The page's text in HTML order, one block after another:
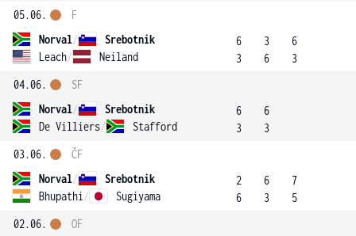
05.06.
Norval/
Srebotnik
Leach/ Neiland
F
6
3
3
6
6
3
04.06.
Norval/
Srebotnik
De Villiers/ Stafford
SF
6
3
6
3
03.06.
Norval/
Srebotnik
Bhupathi / Sugiyama
ČF
2
6
6
3
7
5
02.06.
OF